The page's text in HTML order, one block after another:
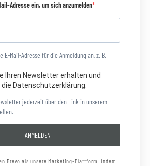
Adresse ein, um sich anzumelden
E-Mail-Adresse für die Anmeldung an, z. B.
Ihren Newsletter erhalten und
Datenschutzerklärung.
jederzeit über den Link in unserem
ANMELDEN
Brevo als unsere Marketing-Plattform. Indem